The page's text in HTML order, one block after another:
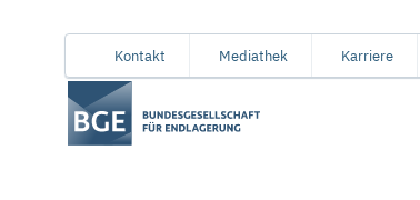
InhaltsbereichKontakt Mediathek Karriere